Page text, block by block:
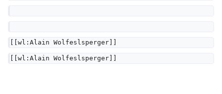
[[wl:Alain Wolfeslsperger]]
[[wl:Alain Wolfeslsperger]]